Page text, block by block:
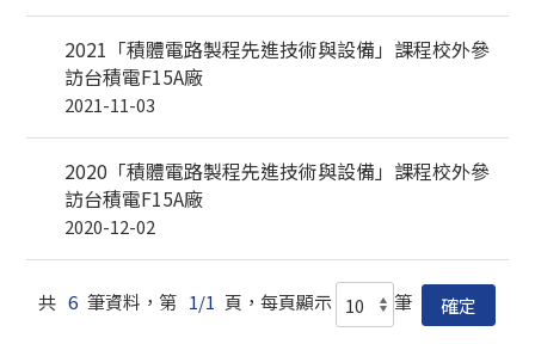
2021「積體電路製程先進技術與設備」課程校外參
訪台積電F15A廠
2021-11-03
2020「積體電路製程先進技術與設備」課程校外參
訪台積電F15A廠
2020-12-02
共 6 筆資料，第 1/1 頁，每頁顯示 筆